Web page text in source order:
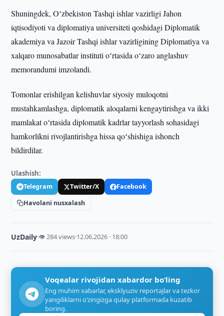
Shuningdek, Oʻzbekiston Tashqi ishlar vazirligi Jahon
iqtisodiyoti va diplomatiya universiteti qoshidagi Diplomatik
akademiya va Jazoir Tashqi ishlar vazirligining Diplomatiya va
xalqaro munosabatlar instituti oʻrtasida oʻzaro anglashuv
memorandumi imzolandi.
Tomonlar erishilgan kelishuvlar siyosiy muloqotni
mustahkamlashga, diplomatik aloqalarni kengaytirishga va ikki
mamlakat oʻrtasida diplomatik kadrlar tayyorlash sohasidagi
hamkorlikni rivojlantirishga hissa qoʻshishiga ishonch
bildirdilar.
Ulashish:
Telegram Twitter/X
Facebook
Havolani nusxalash
UzDaily·👁 284 views·12.06.2026 · 18:00
Voqealar rivojidan xabardor bo‘ling
Eng muhim xabarlar, eksklyuziv reportajlar va tezkor
yangiliklarni o‘zingizga qulay platformada kuzatib
boring.